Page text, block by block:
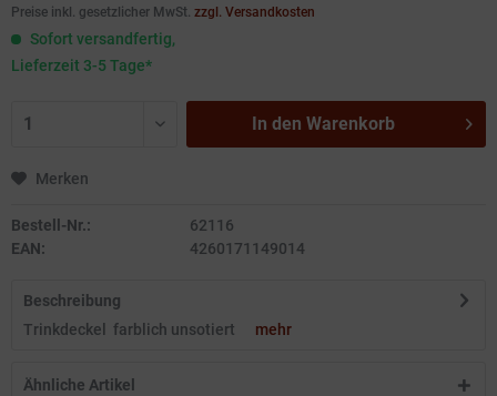
Preise inkl. gesetzlicher MwSt. zzgl. Versandkosten
Sofort versandfertig,
Lieferzeit 3-5 Tage*
In den Warenkorb
Merken
Bestell-Nr.:
62116
EAN:
4260171149014
Beschreibung
Trinkdeckel farblich unsotiert mehr
Ähnliche Artikel